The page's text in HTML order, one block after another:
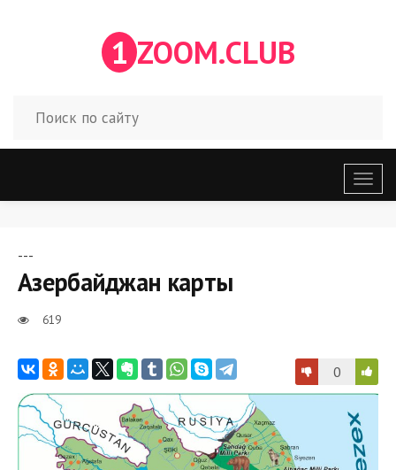
1 ZOOM.CLUB
меню
---
Азербайджан карты
619
0